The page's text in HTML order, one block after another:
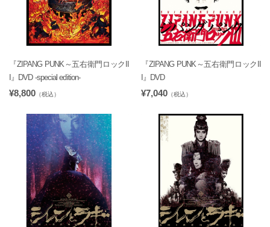
『ZIPANG PUNK～五右衛門ロックII
I』DVD -special edition-
¥8,800 （税込）
『ZIPANG PUNK～五右衛門ロックII
I』DVD
¥7,040 （税込）